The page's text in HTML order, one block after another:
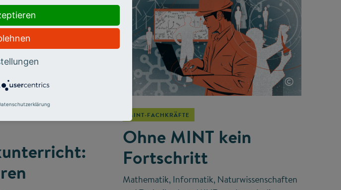
©
MINT-FACHKRÄFTE
Ohne MINT kein
Fortschritt
Mathematik, Informatik, Naturwissenschaften